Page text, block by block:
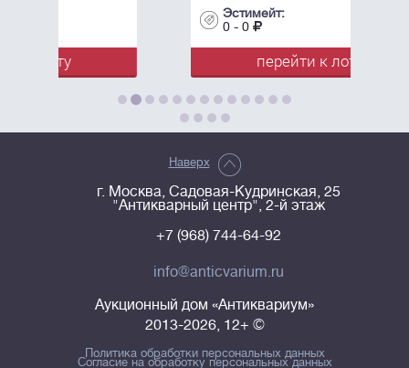
перейти к лоту
Наверх
г. Москва, Садовая-Кудринская, 25
"Антикварный центр", 2-й этаж
+7 (968) 744-64-92
info@anticvarium.ru
Аукционный дом «Антиквариум»
2013-2026, 12+ ©
Политика обработки персональных данных
Согласие на обработку персональных данных